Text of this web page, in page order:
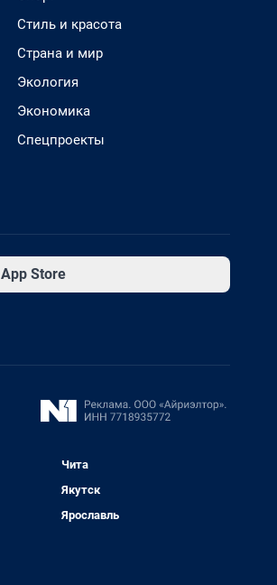
Стиль и красота
Страна и мир
Экология
Экономика
Спецпроекты
App Store
Чита
Якутск
Ярославль